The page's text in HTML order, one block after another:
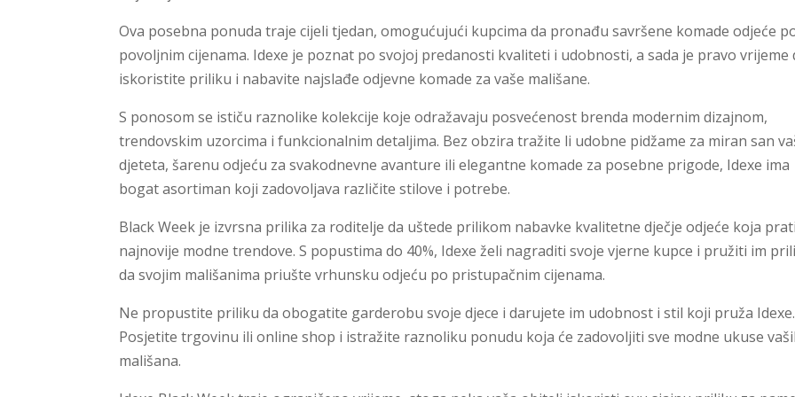
Ova posebna ponuda traje cijeli tjedan, omogućujući kupcima da pronađu savršene komade odjeće
povoljnim cijenama. Idexe je poznat po svojoj predanosti kvaliteti i udobnosti, a sada je pravo vrijeme
iskoristite priliku i nabavite najslađe odjevne komade za vaše mališane.
S ponosom se ističu raznolike kolekcije koje odražavaju posvećenost brenda modernim dizajnom,
trendovskim uzorcima i funkcionalnim detaljima. Bez obzira tražite li udobne pidžame za miran san
djeteta, šarenu odjeću za svakodnevne avanture ili elegantne komade za posebne prigode, Idexe ima
bogat asortiman koji zadovoljava različite stilove i potrebe.
Black Week je izvrsna prilika za roditelje da uštede prilikom nabavke kvalitetne dječje odjeće koja prati
najnovije modne trendove. S popustima do 40%, Idexe želi nagraditi svoje vjerne kupce i pružiti im
da svojim mališanima priušte vrhunsku odjeću po pristupačnim cijenama.
Ne propustite priliku da obogatite garderobu svoje djece i darujete im udobnost i stil koji pruža Idexe.
Posjetite trgovinu ili online shop i istražite raznoliku ponudu koja će zadovoljiti sve modne ukuse
mališana.